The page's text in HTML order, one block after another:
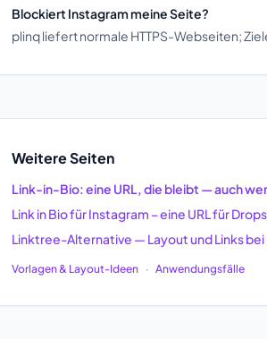
Blockiert Instagram meine Seite?
plinq liefert normale HTTPS-Webseiten;
Weitere Seiten
Link-in-Bio: eine URL, die bleibt — auch
Link in Bio für Instagram – eine URL für
Linktree-Alternative — Layout und Links bei
Vorlagen & Layout-Ideen · Anwendungsfälle